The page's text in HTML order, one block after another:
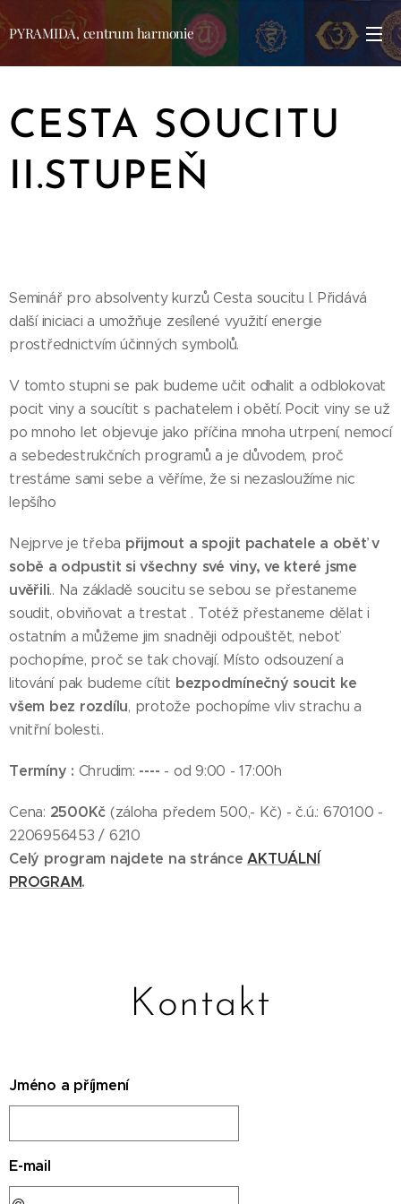
PYRAMIDA, centrum harmonie
CESTA SOUCITU
II.STUPEŇ
Seminář pro absolventy kurzů Cesta soucitu I. Přidává
další iniciaci a umožňuje zesílené využití energie
prostřednictvím účinných symbolů.
V tomto stupni se pak budeme učit odhalit a odblokovat
pocit viny a soucítit s pachatelem i obětí. Pocit viny se už
po mnoho let objevuje jako příčina mnoha utrpení, nemocí
a sebedestrukčních programů a je důvodem, proč
trestáme sami sebe a věříme, že si nezasloužíme nic
lepšího
Nejprve je třeba přijmout a spojit pachatele a oběť v
sobě a odpustit si všechny své viny, ve které jsme
uvěřili.. Na základě soucitu se sebou se přestaneme
soudit, obviňovat a trestat . Totéž přestaneme dělat i
ostatním a můžeme jim snadněji odpouštět, neboť
pochopíme, proč se tak chovají. Místo odsouzení a
litování pak budeme cítit bezpodmínečný soucit ke
všem bez rozdílu, protože pochopíme vliv strachu a
vnitřní bolesti..
Termíny : Chrudim: ---- - od 9:00 - 17:00h
Cena: 2500Kč (záloha předem 500,- Kč) - č.ú.: 670100 -
2206956453 / 6210
Celý program najdete na stránceAKTUÁLNÍ
PROGRAM.
Kontakt
Jméno a příjmení
E-mail